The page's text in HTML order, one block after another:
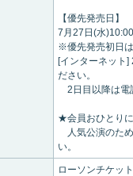
【優先発売日】
7月27日(水
※優先発売初日
[インターネッ
ださい。
2日目以降は電
★会員おひとり
人気公演のた
い。
ローソンチケッ